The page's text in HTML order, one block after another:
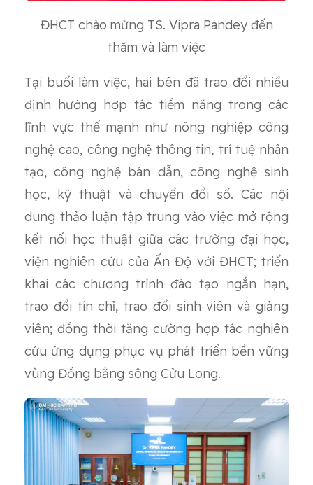
ĐHCT chào mừng TS. Vipra Pandey đến
thăm và làm việc
Tại buổi làm việc, hai bên đã trao đổi nhiều
định hướng hợp tác tiềm năng trong các
lĩnh vực thế mạnh như nông nghiệp công
nghệ cao, công nghệ thông tin, trí tuệ nhân
tạo, công nghệ bán dẫn, công nghệ sinh
học, kỹ thuật và chuyển đổi số. Các nội
dung thảo luận tập trung vào việc mở rộng
kết nối học thuật giữa các trường đại học,
viện nghiên cứu của Ấn Độ với ĐHCT; triển
khai các chương trình đào tạo ngắn hạn,
trao đổi tín chỉ, trao đổi sinh viên và giảng
viên; đồng thời tăng cường hợp tác nghiên
cứu ứng dụng phục vụ phát triển bền vững
vùng Đồng bằng sông Cửu Long.